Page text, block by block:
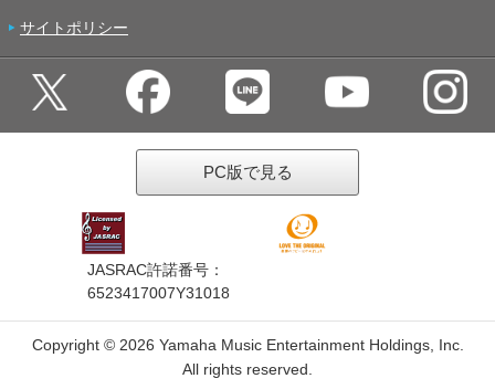
サイトポリシー
PC版で見る
JASRAC許諾番号：
6523417007Y31018
Copyright © 2026 Yamaha Music Entertainment Holdings, Inc.
All rights reserved.